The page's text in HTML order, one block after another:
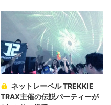
ネットレーベル TREKKIE
TRAX主催の伝説パーティーが